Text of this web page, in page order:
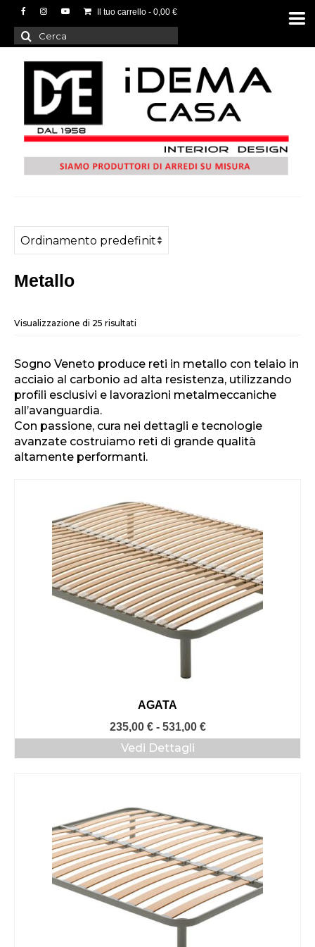
Il tuo carrello - 0,00 €
Cerca:
Metallo
Visualizzazione di 25 risultati
Sogno Veneto produce reti in metallo con telaio in
acciaio al carbonio ad alta resistenza, utilizzando
profili esclusivi e lavorazioni metalmeccaniche
all’avanguardia.
Con passione, cura nei dettagli e tecnologie
avanzate costruiamo reti di grande qualità
altamente performanti.
AGATA
235,00 € - 531,00 €Fascia
di
Vedi Dettagli